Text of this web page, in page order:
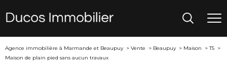
Agence immobilière à Marmande et Beaupuy Vente Beaupuy Maison
T5
Maison de plain pied sans aucun travaux